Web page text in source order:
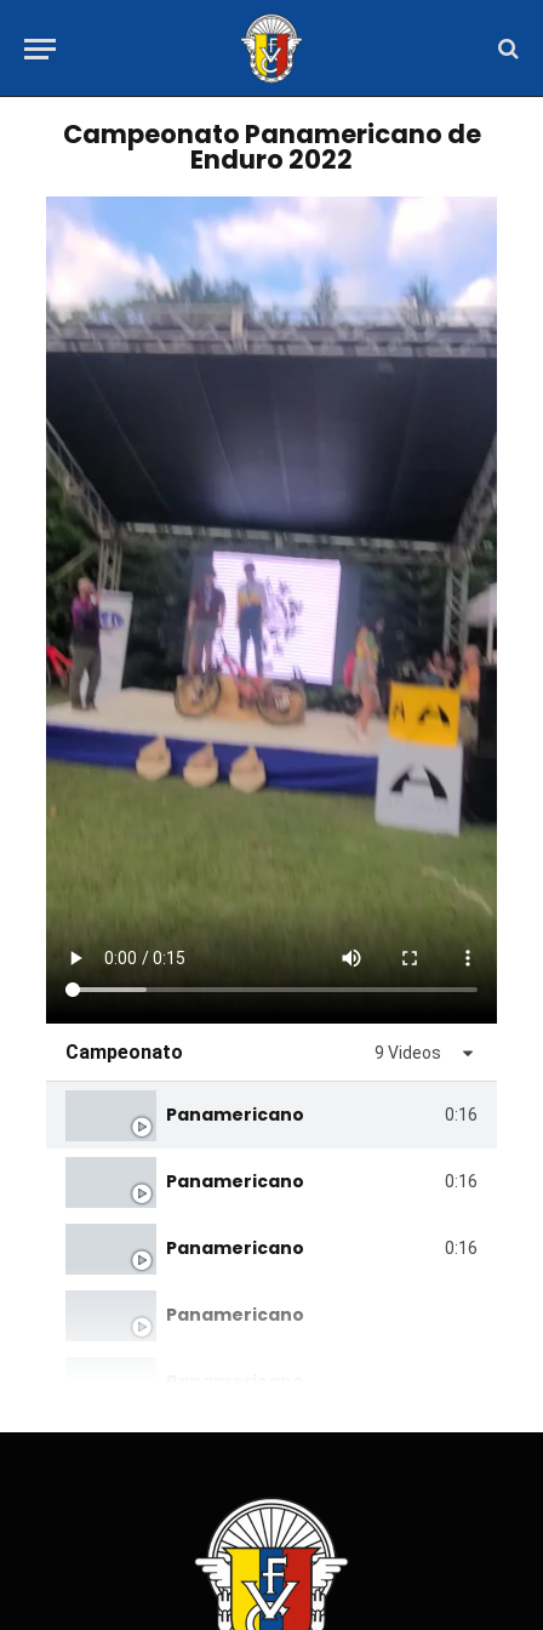
Campeonato Panamericano de
Enduro 2022
Campeonato 9 Videos
Panamericano 0:16
Panamericano 0:16
Panamericano 0:16
Panamericano
Panamericano
Panamericano